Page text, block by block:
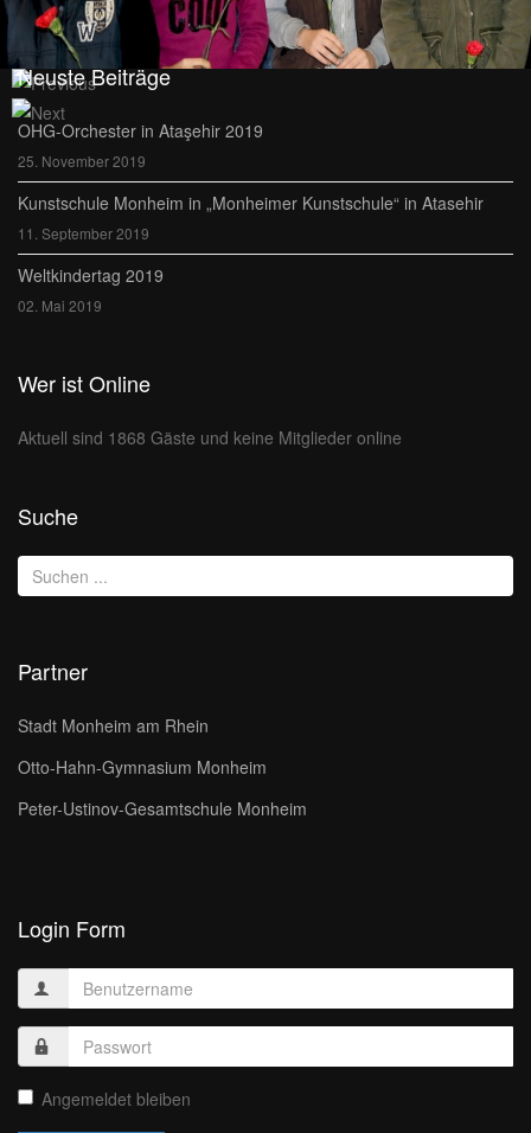
Neuste Beiträge
OHG-Orchester in Ataşehir 2019
25. November 2019
Kunstschule Monheim in „Monheimer Kunstschule“ in Atasehir
11. September 2019
Weltkindertag 2019
02. Mai 2019
Wer ist Online
Aktuell sind 1868 Gäste und keine Mitglieder online
Suche
Partner
Stadt Monheim am Rhein
Otto-Hahn-Gymnasium Monheim
Peter-Ustinov-Gesamtschule Monheim
Login Form
Angemeldet bleiben